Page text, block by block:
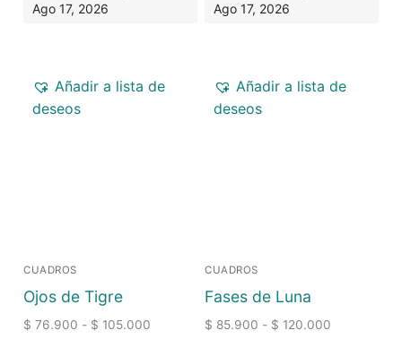
Ago 17, 2026
Ago 17, 2026
Añadir a lista de
deseos
CUADROS
Ojos de Tigre
$ 76.900 - $ 105.000
Añadir a lista de
deseos
CUADROS
Fases de Luna
$ 85.900 - $ 120.000